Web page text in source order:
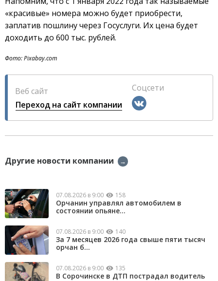
«красивые» номера можно будет приобрести,
заплатив пошлину через Госуслуги. Их цена будет
доходить до 600 тыс. рублей.
Фото: Pixabay.com
Веб сайт
Переход на сайт компании
Соцсети
Другие новости компании →
07.08.2026 в 9:00 158
Орчанин управлял автомобилем в
состоянии опьяне...
07.08.2026 в 9:00 140
За 7 месяцев 2026 года свыше пяти тысяч
орчан б...
07.08.2026 в 9:00 135
В Сорочинске в ДТП пострадал водитель